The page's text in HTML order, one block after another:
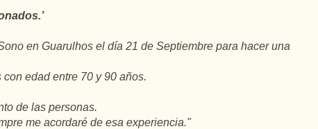
en Guarulhos el día 21 de Septiembre para hacer una
edad entre 70 y 90 años.
de las personas.
me acordaré de esa experiencia."